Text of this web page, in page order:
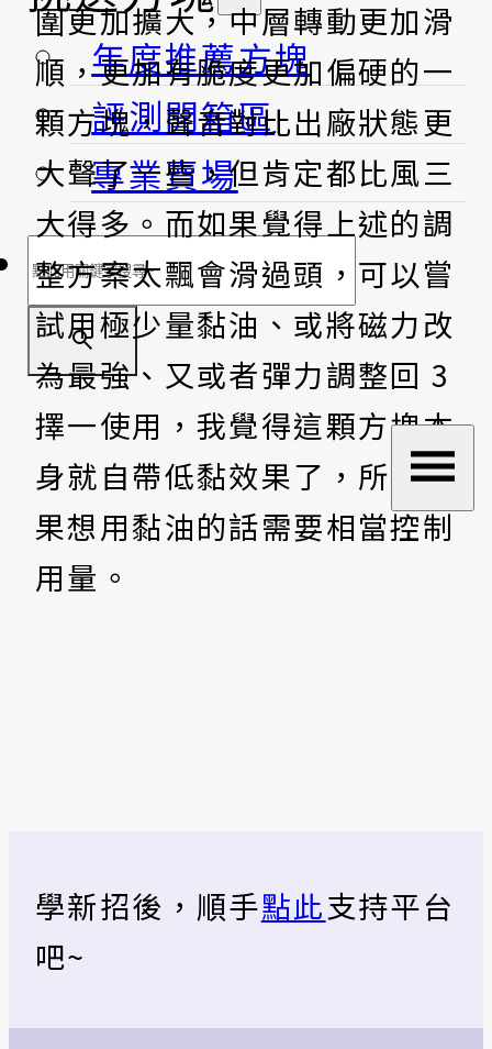
年度推薦方塊
評測開箱區
專業賣場
搜
尋
圍更加擴大，中層轉動更加滑
順，更加有脆度更加偏硬的一
顆方塊，聲音對比出廠狀態更
大聲了一些，但肯定都比風三
大得多。而如果覺得上述的調
整方案太飄會滑過頭，可以嘗
試用極少量黏油、或將磁力改
為最強、又或者彈力調整回 3
擇一使用，我覺得這顆方塊本
身就自帶低黏效果了，所以如
果想用黏油的話需要相當控制
用量。
學新招後，順手點此支持平台
吧~